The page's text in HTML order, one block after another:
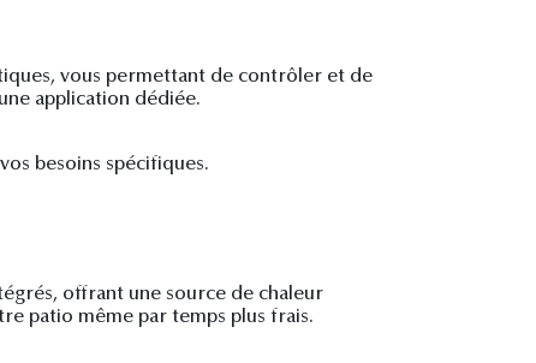
vous permettant de contrôler et de
application dédiée.
besoins spécifiques.
offrant une source de chaleur
patio même par temps plus frais.